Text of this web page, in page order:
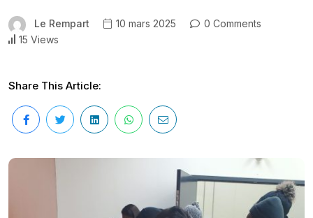
Le Rempart 10 mars 2025
0 Comments
15 Views
Share This Article: